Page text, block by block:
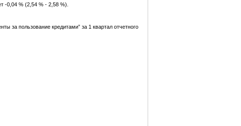
-0,04 % (2,54 % - 2,58 %).
за пользование кредитами” за 1 квартал отчетного